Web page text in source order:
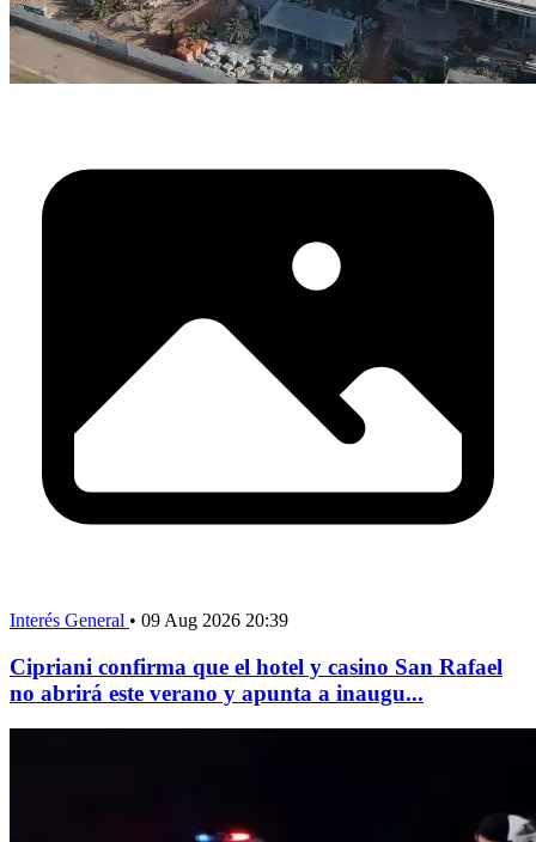
Interés General • 09 Aug 2026 20:39
Cipriani confirma que el hotel y casino San Rafael
no abrirá este verano y apunta a inaugu...